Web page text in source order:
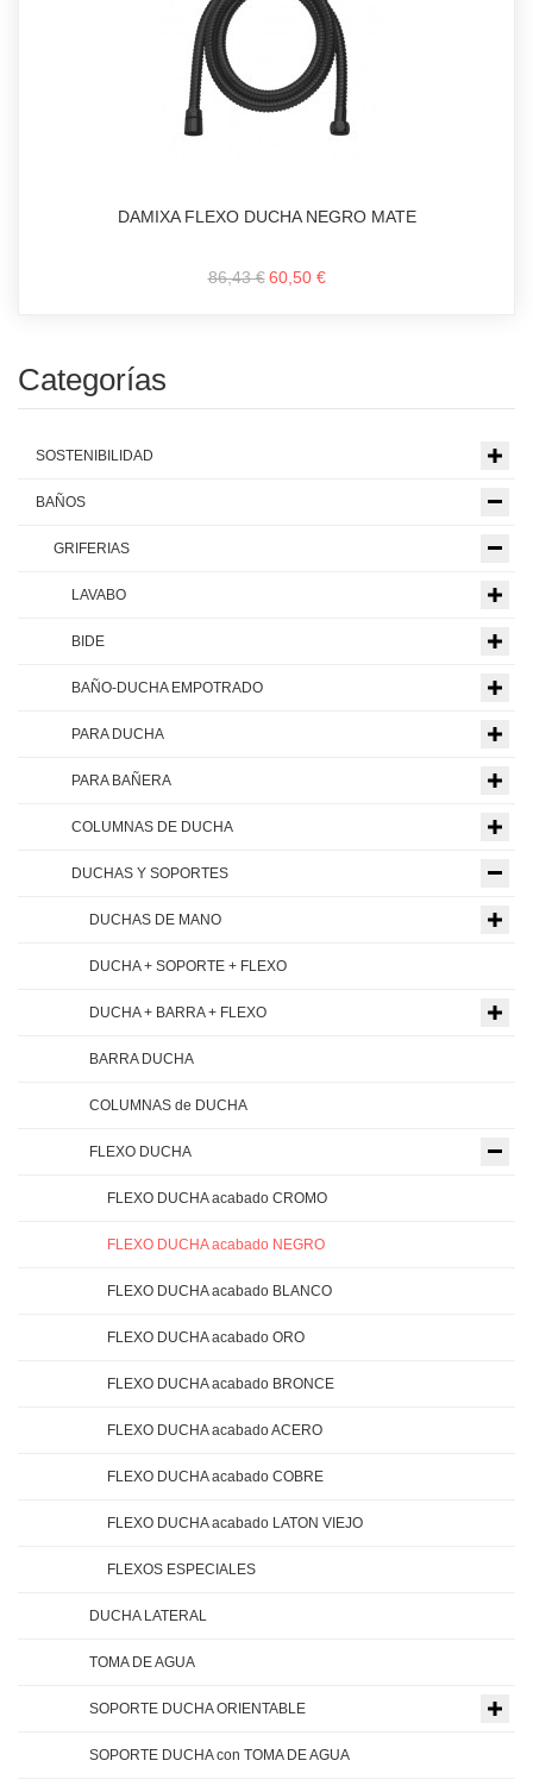
DAMIXA FLEXO DUCHA NEGRO MATE
86,43 € 60,50 €
Categorías
SOSTENIBILIDAD
BAÑOS
GRIFERIAS
LAVABO
BIDE
BAÑO-DUCHA EMPOTRADO
PARA DUCHA
PARA BAÑERA
COLUMNAS DE DUCHA
DUCHAS Y SOPORTES
DUCHAS DE MANO
DUCHA + SOPORTE + FLEXO
DUCHA + BARRA + FLEXO
BARRA DUCHA
COLUMNAS de DUCHA
FLEXO DUCHA
FLEXO DUCHA acabado CROMO
FLEXO DUCHA acabado NEGRO
FLEXO DUCHA acabado BLANCO
FLEXO DUCHA acabado ORO
FLEXO DUCHA acabado BRONCE
FLEXO DUCHA acabado ACERO
FLEXO DUCHA acabado COBRE
FLEXO DUCHA acabado LATON VIEJO
FLEXOS ESPECIALES
DUCHA LATERAL
TOMA DE AGUA
SOPORTE DUCHA ORIENTABLE
SOPORTE DUCHA con TOMA DE AGUA